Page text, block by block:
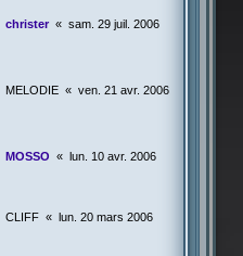
christer « sam. 29 juil. 2006
MELODIE « ven. 21 avr. 2006
MOSSO «
lun. 10 avr. 2006
CLIFF «
lun. 20 mars 2006